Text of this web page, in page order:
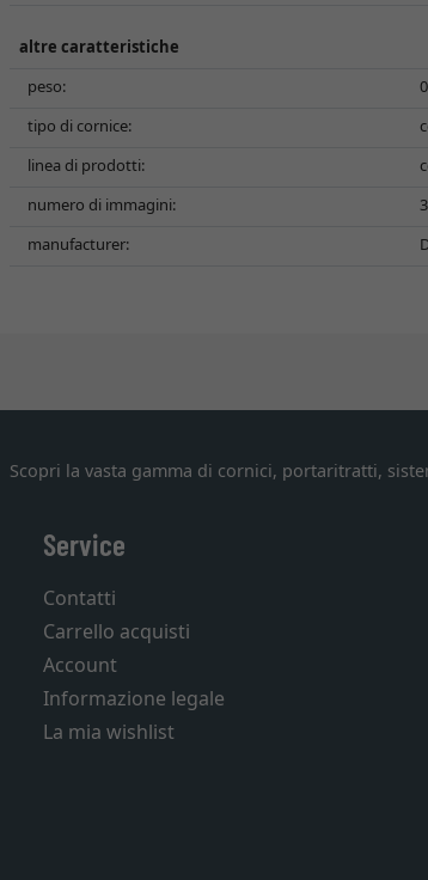
altre caratteristiche
peso:
tipo di cornice:
linea di prodotti:
numero di immagini:
3
manufacturer:
Scopri la vasta gamma di cornici, portaritratti,
Service
Contatti
Carrello acquisti
Account
Informazione legale
La mia wishlist